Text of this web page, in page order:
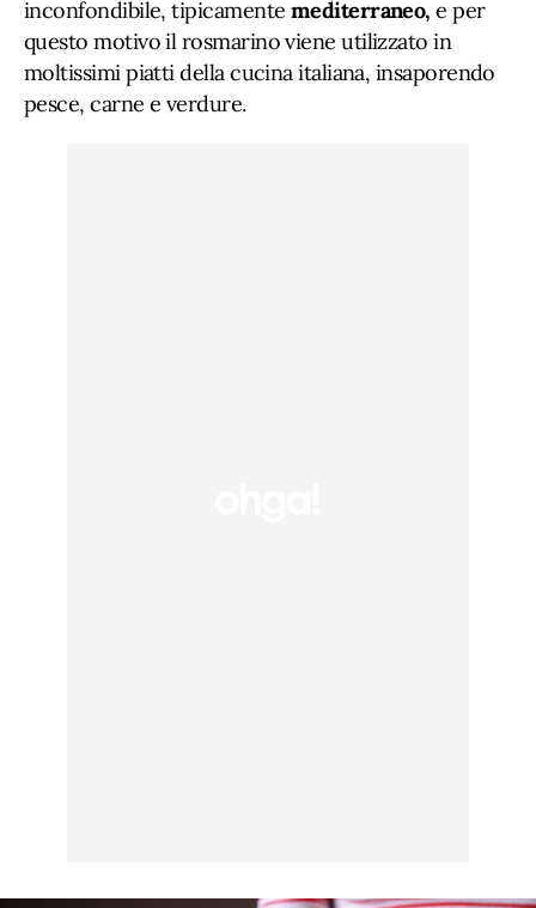
inconfondibile, tipicamente mediterraneo, e per
questo motivo il rosmarino viene utilizzato in
moltissimi piatti della cucina italiana, insaporendo
pesce, carne e verdure.